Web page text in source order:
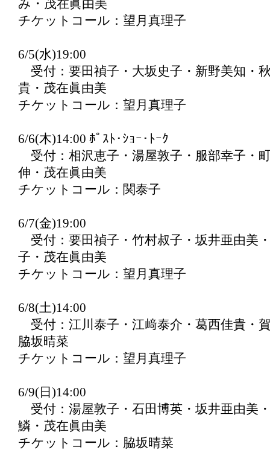
み・茂在眞由美
チケットコール：望月真理子
6/5(水)19:00
受付：要田禎子・大坂史子・新野美知・
貴・茂在眞由美
チケットコール：望月真理子
6/6(木)14:00 ﾎﾟｽﾄ･ｼｮｰ･ﾄｰｸ
受付：相沢恵子・湯屋敦子・服部幸子・
伸・茂在眞由美
チケットコール：関泰子
6/7(金)19:00
受付：要田禎子・竹村叔子・坂井亜由美
子・茂在眞由美
チケットコール：望月真理子
6/8(土)14:00
受付：江川泰子・江﨑泰介・葛西佳貴・
脇坂晴菜
チケットコール：望月真理子
6/9(日)14:00
受付：湯屋敦子・石田博英・坂井亜由美
鱗・茂在眞由美
チケットコール：脇坂晴菜